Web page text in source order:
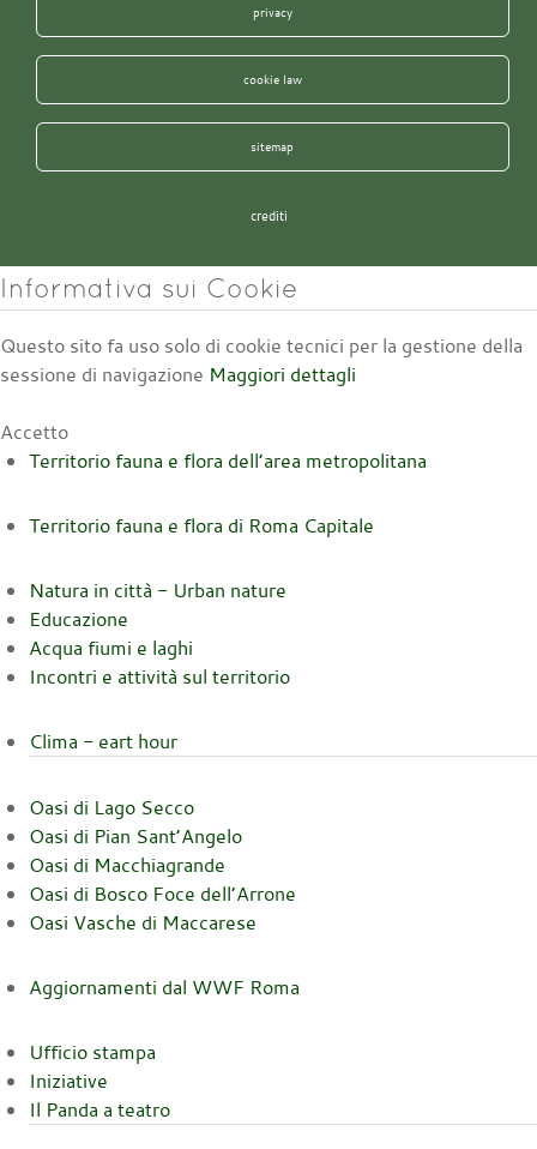
privacy
cookie law
sitemap
crediti
Informativa sui Cookie
Questo sito fa uso solo di cookie tecnici per la gestione della
sessione di navigazione Maggiori dettagli
Accetto
Territorio fauna e flora dell’area metropolitana
Territorio fauna e flora di Roma Capitale
Natura in città - Urban nature
Educazione
Acqua fiumi e laghi
Incontri e attività sul territorio
Clima - eart hour
Oasi di Lago Secco
Oasi di Pian Sant’Angelo
Oasi di Macchiagrande
Oasi di Bosco Foce dell’Arrone
Oasi Vasche di Maccarese
Aggiornamenti dal WWF Roma
Ufficio stampa
Iniziative
Il Panda a teatro